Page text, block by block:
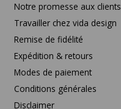
Notre promesse aux clients
Travailler chez vida design
Remise de fidélité
Expédition & retours
Modes de paiement
Conditions générales
Disclaimer